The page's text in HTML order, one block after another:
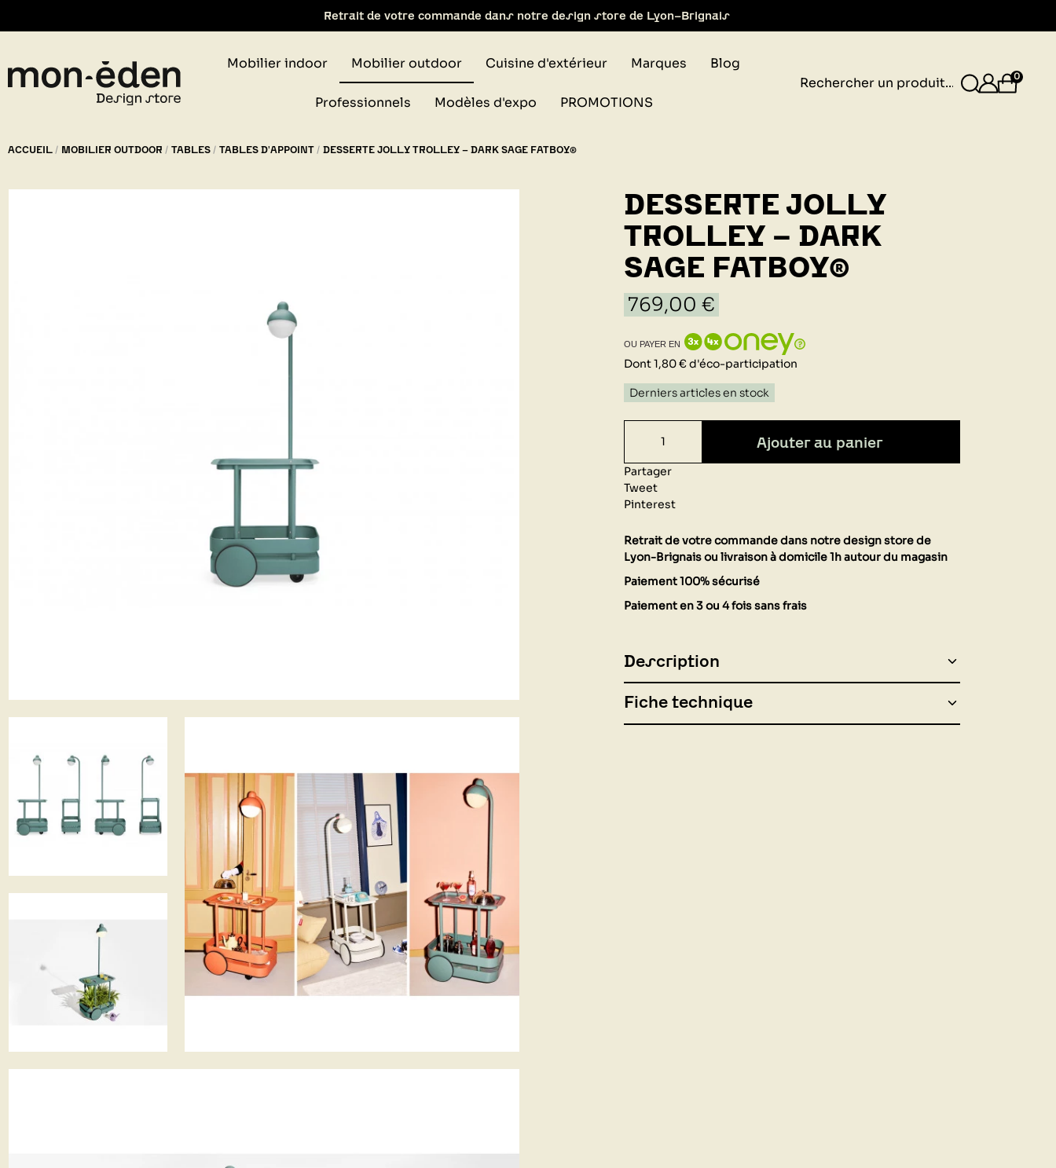
Retrait de votre commande dans notre design store de Lyon-Brignais
Mobilier indoor Mobilier outdoor Cuisine d'extérieur Marques Blog
Professionnels Modèles d'expo PROMOTIONS
0
ACCUEIL MOBILIER OUTDOOR TABLES TABLES D'APPOINT DESSERTE JOLLY TROLLEY - DARK SAGE FATBOY®
DESSERTE JOLLY
TROLLEY - DARK
SAGE FATBOY®
769,00 €
OU PAYER EN
Dont 1,80 € d'éco-participation
Derniers articles en stock
Ajouter au panier
Partager
Tweet
Pinterest
Retrait de votre commande dans notre design store de
Lyon-Brignais ou livraison à domicile 1h autour du magasin
Paiement 100% sécurisé
Paiement en 3 ou 4 fois sans frais
Description
Fiche technique